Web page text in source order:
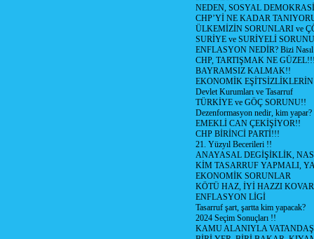
NEDEN, SOSYAL
CHP’Yİ NE KADAR
ÜLKEMİZİN SORUNLARI ve
SURİYE ve SURİYELİ
ENFLASYON NEDİR? Bizi
CHP, TARTIŞMAK NE
BAYRAMSIZ KALMAK!!
EKONOMİK
Devlet Kurumları ve Tasarruf
TÜRKİYE ve GÖÇ SORUNU!!
Dezenformasyon nedir, kim yapar?
EMEKLİ CAN ÇEKİŞİYOR!!
CHP BİRİNCİ PARTİ!!!
21. Yüzyıl Becerileri !!
ANAYASAL DEGİŞİKLİK,
KİM TASARRUF YAPMALI,
EKONOMİK SORUNLAR
KÖTÜ HAZ, İYİ HAZZI
ENFLASYON LİGİ
Tasarruf şart, şartta kim yapacak?
2024 Seçim Sonuçları !!
KAMU ALANIYLA